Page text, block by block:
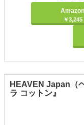
Amazon
￥3,245
HEAVEN Japan（
ラ コットン』